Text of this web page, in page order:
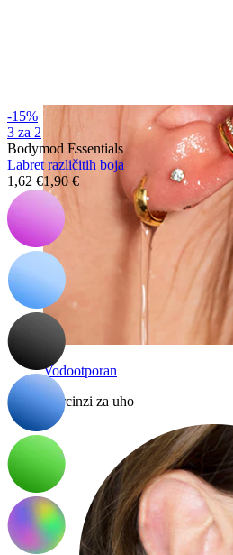
Vodootporan
Piercinzi za uho
-15%
3 za 2
Bodymod Essentials
Labret različitih boja
1,62 €1,90 €